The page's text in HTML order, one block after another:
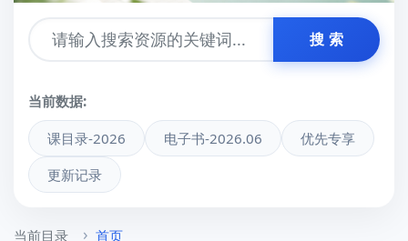
搜 索
当前数据:
课目录-2026 电子书-2026.06
优先专享
更新记录
当前目录 首页